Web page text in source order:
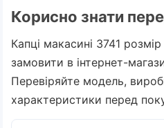
Корисно знати
Капці макасині 3741
замовити в інтернет-
Перевіряйте модель,
характеристики перед